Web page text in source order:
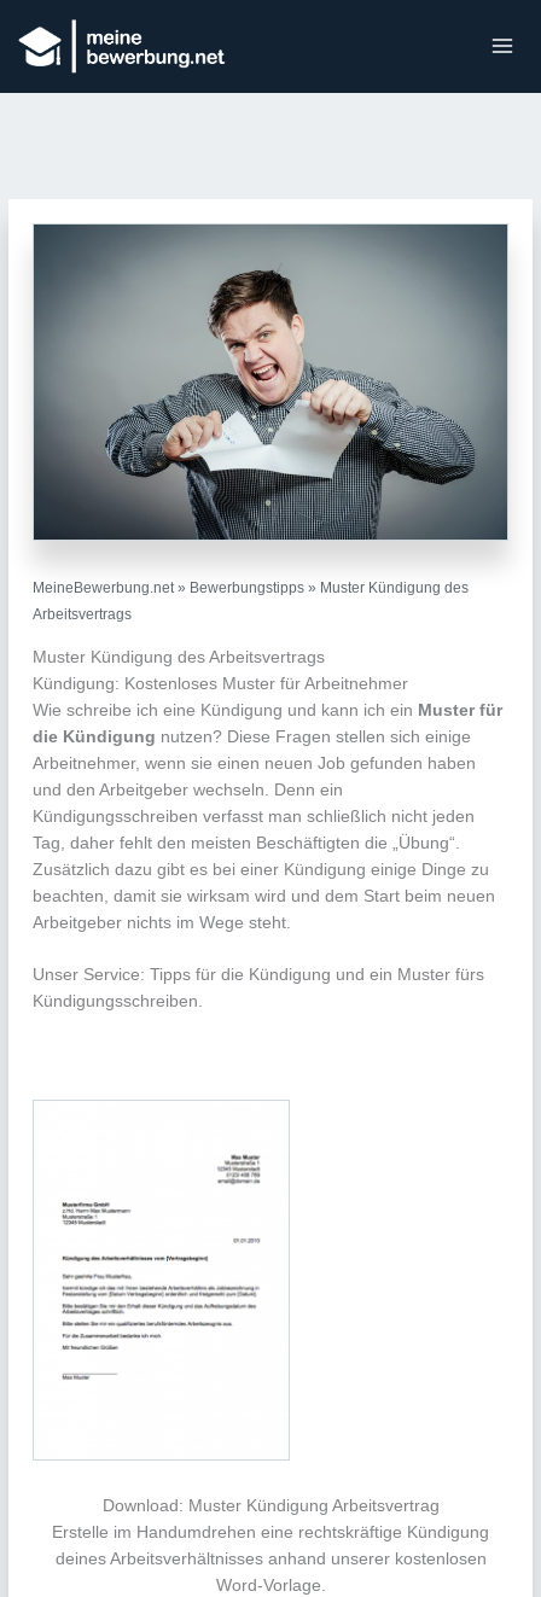
MeineBewerbung.net » Bewerbungstipps » Muster Kündigung des
Arbeitsvertrags
Muster Kündigung des Arbeitsvertrags
Kündigung: Kostenloses Muster für Arbeitnehmer
Wie schreibe ich eine Kündigung und kann ich ein Muster für
die Kündigung nutzen? Diese Fragen stellen sich einige
Arbeitnehmer, wenn sie einen neuen Job gefunden haben
und den Arbeitgeber wechseln. Denn ein
Kündigungsschreiben verfasst man schließlich nicht jeden
Tag, daher fehlt den meisten Beschäftigten die „Übung“.
Zusätzlich dazu gibt es bei einer Kündigung einige Dinge zu
beachten, damit sie wirksam wird und dem Start beim neuen
Arbeitgeber nichts im Wege steht.
Unser Service: Tipps für die Kündigung und ein Muster fürs
Kündigungsschreiben.
Download: Muster Kündigung Arbeitsvertrag
Erstelle im Handumdrehen eine rechtskräftige Kündigung
deines Arbeitsverhältnisses anhand unserer kostenlosen
Word-Vorlage.